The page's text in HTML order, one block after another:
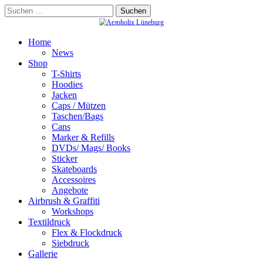
Skip
to
Suchen
nach:
Home
News
Shop
T-Shirts
Hoodies
Jacken
Caps / Mützen
Taschen/Bags
Cans
Marker & Refills
DVDs/ Mags/ Books
Sticker
Skateboards
Accessoires
Angebote
Airbrush & Graffiti
Workshops
Textildruck
Flex & Flockdruck
Siebdruck
Gallerie